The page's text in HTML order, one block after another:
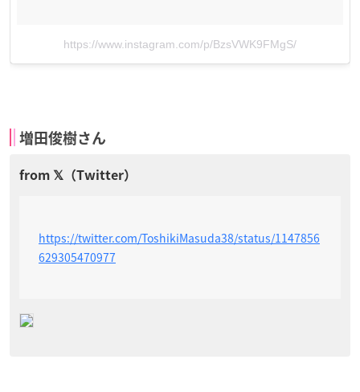
https://www.instagram.com/p/BzsVWK9FMgS/
増田俊樹さん
https://twitter.com/ToshikiMasuda38/status/1147856
629305470977